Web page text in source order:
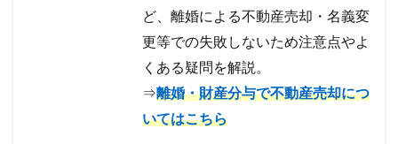
ど、離婚による不動産売却・名義変
更等での失敗しないため注意点やよ
くある疑問を解説。
⇒離婚・財産分与で不動産売却につ
いてはこちら